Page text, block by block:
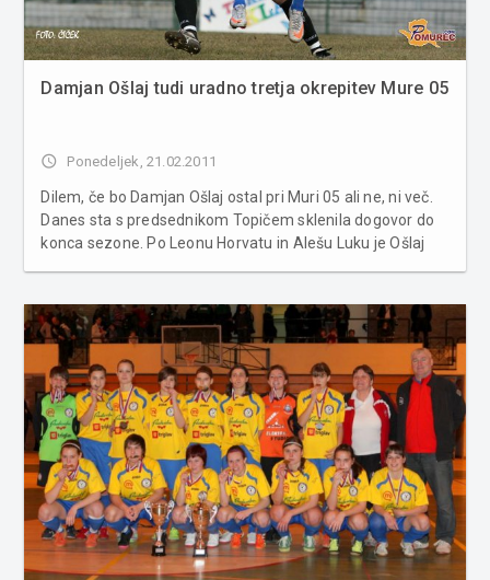
Damjan Ošlaj tudi uradno tretja okrepitev Mure 05
access_time Ponedeljek, 21.02.2011
Dilem, če bo Damjan Ošlaj ostal pri Muri 05 ali ne, ni več.
Danes sta s predsednikom Topičem sklenila dogovor do
konca sezone. Po Leonu Horvatu in Alešu Luku je Ošlaj
05 bodo v...